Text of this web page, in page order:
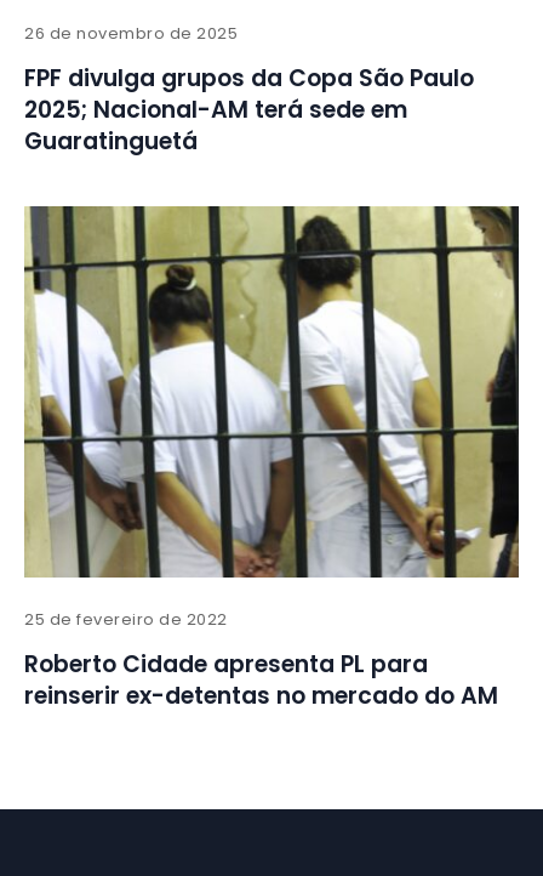
26 de novembro de 2025
FPF divulga grupos da Copa São Paulo
2025; Nacional-AM terá sede em
Guaratinguetá
25 de fevereiro de 2022
Roberto Cidade apresenta PL para
reinserir ex-detentas no mercado do AM